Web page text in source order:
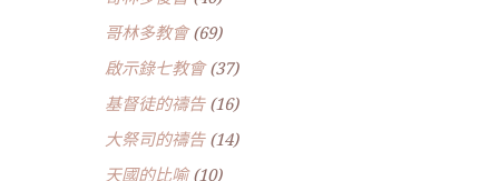
哥林多教會(69)
啟示錄七教會(37)
基督徒的禱告(16)
大祭司的禱告(14)
天國的比喻(10)